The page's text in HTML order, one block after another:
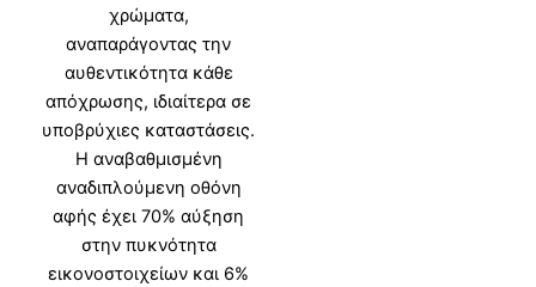
χρώματα,
αναπαράγοντας την
αυθεντικότητα κάθε
απόχρωσης, ιδιαίτερα σε
υποβρύχιες καταστάσεις.
Η αναβαθμισμένη
αναδιπλούμενη οθόνη
αφής έχει 70% αύξηση
στην πυκνότητα
εικονοστοιχείων και 6%